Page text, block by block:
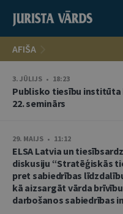
AFIŠA
3. JŪLIJS • 18:23
Publisko tiesību
22. seminārs
29. MAIJS • 11:12
ELSA Latvia un
diskusiju “Stratēģiskās
pret sabiedrības
kā aizsargāt vārda
darbošanos sabiedrības